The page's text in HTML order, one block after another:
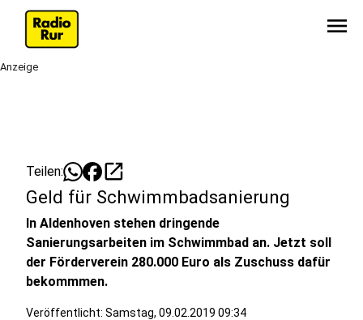
menu
Anzeige
Teilen: open_in_new
Geld für Schwimmbadsanierung
In Aldenhoven stehen dringende
Sanierungsarbeiten im Schwimmbad an. Jetzt soll
der Förderverein 280.000 Euro als Zuschuss dafür
bekommmen.
Veröffentlicht: Samstag, 09.02.2019 09:34